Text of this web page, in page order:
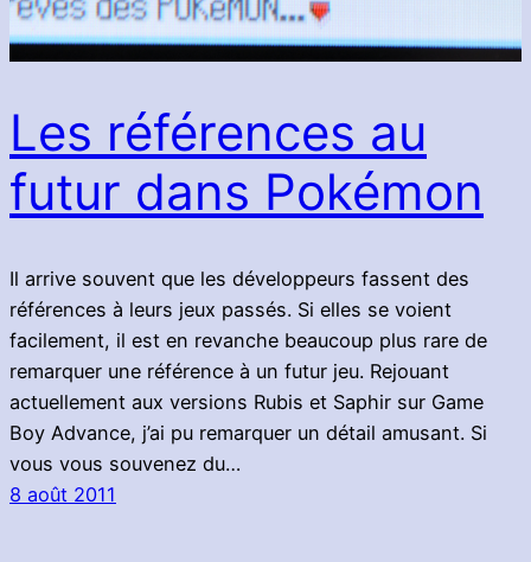
Les références au
futur dans Pokémon
Il arrive souvent que les développeurs fassent des
références à leurs jeux passés. Si elles se voient
facilement, il est en revanche beaucoup plus rare de
remarquer une référence à un futur jeu. Rejouant
actuellement aux versions Rubis et Saphir sur Game
Boy Advance, j’ai pu remarquer un détail amusant. Si
vous vous souvenez du…
8 août 2011